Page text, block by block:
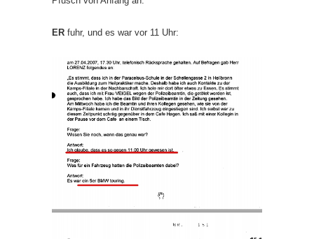
ER fuhr, und es war vor 11 Uhr: